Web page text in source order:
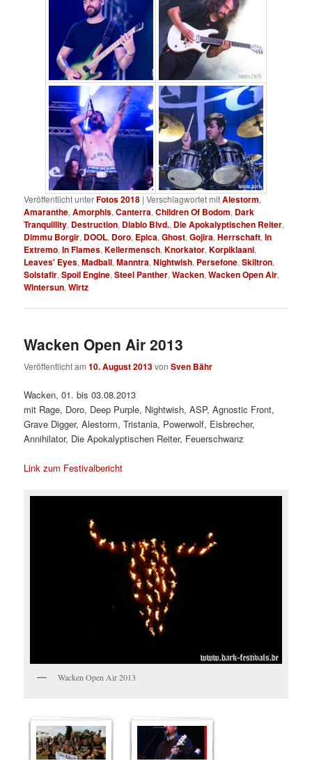
Veröffentlicht unterFotos 2018 |Verschlagwortet mitAlestorm,
Amaranthe,Amorphis,Canterra,Children Of Bodom, Dark
Tranquillity, Destruction, Diablo Blvd., Die Apokalyptischen Reiter,
Dimmu Borgir, DOOL, Doro, Epica,Ghost,Gojira,Herrschaft,In
Extremo,In Flames,Kellermensch,Knorkator,Korpiklaani,
Leaves' Eyes,Madball,Manntra,Nightwish, Persefone,Skiltron,
Solstafir,Spoil Engine,Steel Panther,Wacken,Wacken Open Air,
Wintersun,Wirtz
Wacken Open Air 2013
Veröffentlicht am10. August 2013vonSven Bähr
Wacken, 01. bis 03.08.2013
mit Rage, Doro, Deep Purple, Nightwish, ASP, Agnostic Front,
Grave Digger, Alestorm, Tristania, Powerwolf, Eisbrecher,
Annihilator, Die Apokalyptischen Reiter, Feuerschwanz
Link zum Festivalbericht
Wacken Open Air 2013